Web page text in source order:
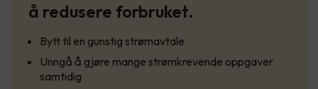
å redusere forbruket.
Bytt til en gunstig strømavtale
Unngå å gjøre mange strømkrevende oppgaver
samtidig